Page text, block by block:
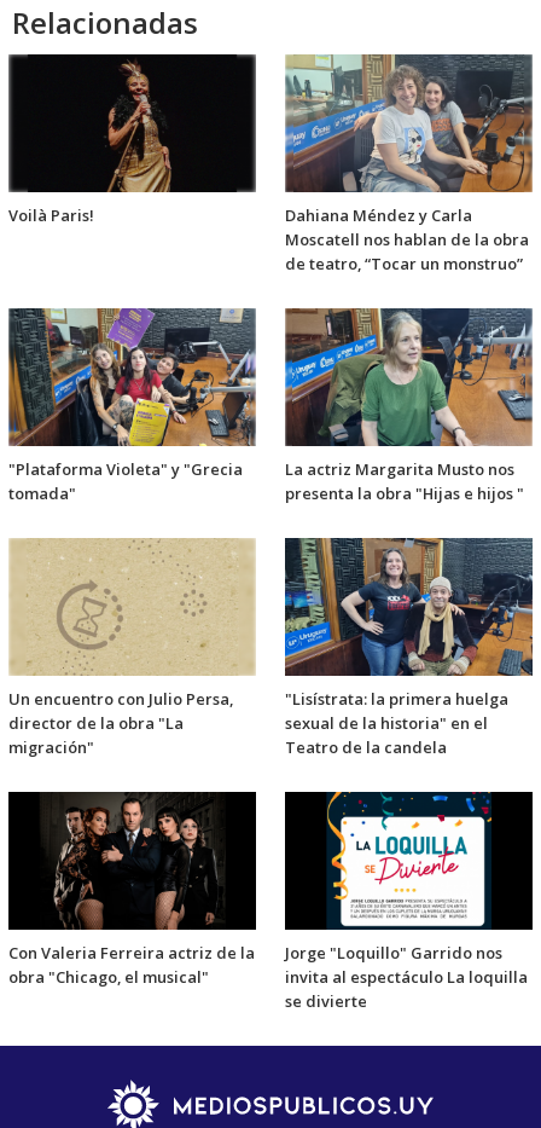
Relacionadas
Voilà Paris!
Dahiana Méndez y Carla
Moscatell nos hablan de la obra
de teatro, “Tocar un monstruo”
"Plataforma Violeta" y "Grecia
tomada"
La actriz Margarita Musto nos
presenta la obra "Hijas e hijos "
Un encuentro con Julio Persa,
director de la obra "La
migración"
"Lisístrata: la primera huelga
sexual de la historia" en el
Teatro de la candela
Con Valeria Ferreira actriz de la
obra "Chicago, el musical"
Jorge "Loquillo" Garrido nos
invita al espectáculo La loquilla
se divierte